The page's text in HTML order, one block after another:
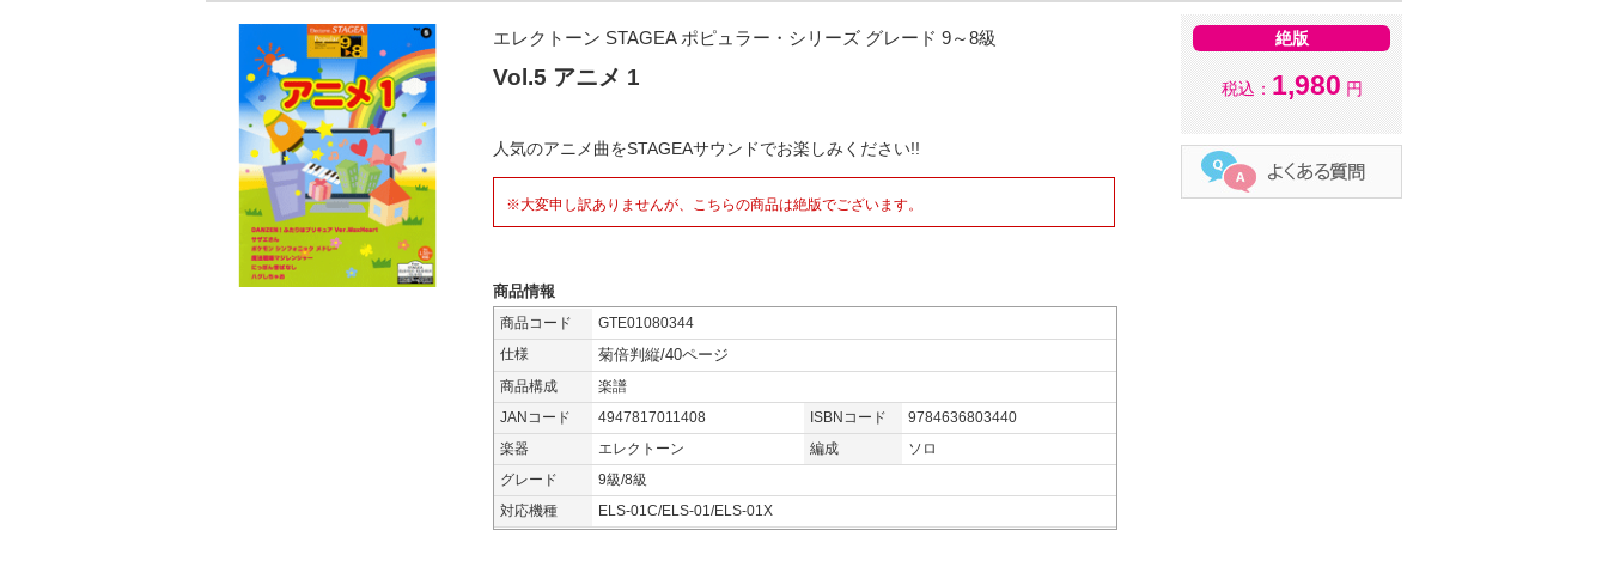
エレクトーン STAGEA ポピュラー・シリーズ グレード 9～8級
Vol.5 アニメ 1
人気のアニメ曲をSTAGEAサウンドでお楽しみください!!
※大変申し訳ありませんが、こちらの商品は絶版でございます。
商品情報
商品コード
GTE01080344
仕様
菊倍判縦/40ページ
商品構成
楽譜
JANコード
4947817011408 ISBNコード
9784636803440
楽器
エレクトーン 編成
ソロ
グレード
9級/8級
対応機種
ELS-01C/ELS-01/ELS-01X
絶版
税込： 1,980 円